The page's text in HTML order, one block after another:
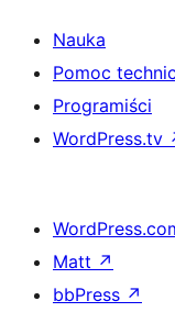
Nauka
Pomoc
Programiści
WordPress.tv
Matt ↗
bbPress ↗